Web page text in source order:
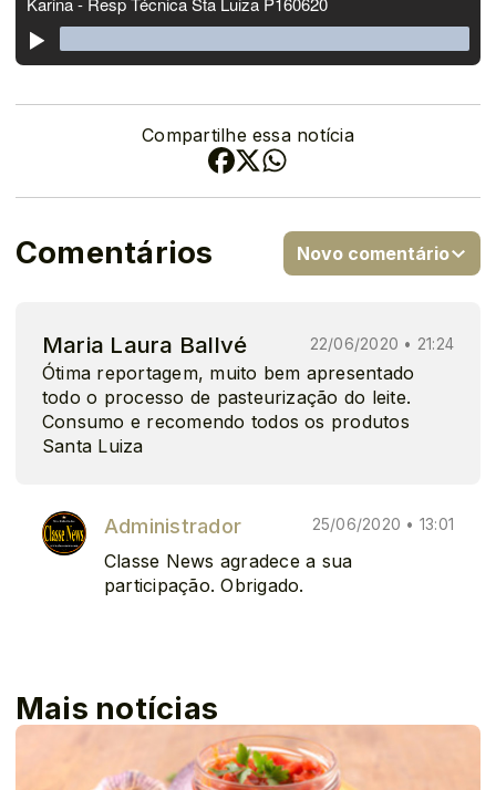
Compartilhe essa notícia
Comentários Novo comentário
Ótima reportagem, muito bem apresentado
todo o processo de pasteurização do leite.
Consumo e recomendo todos os produtos
Santa Luiza
Maria Laura Ballvé 22/06/2020 • 21:24
Classe News agradece a sua
participação. Obrigado.
Administrador 25/06/2020 • 13:01
Mais notícias